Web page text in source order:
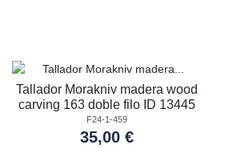
Tallador Morakniv madera wood
carving 163 doble filo ID 13445
F24-1-459
35,00 €